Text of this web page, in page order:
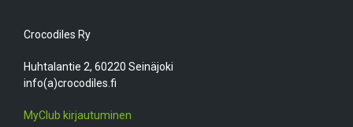
Crocodiles Ry
Huhtalantie 2, 60220 Seinäjoki
info(a)crocodiles.fi
MyClub kirjautuminen